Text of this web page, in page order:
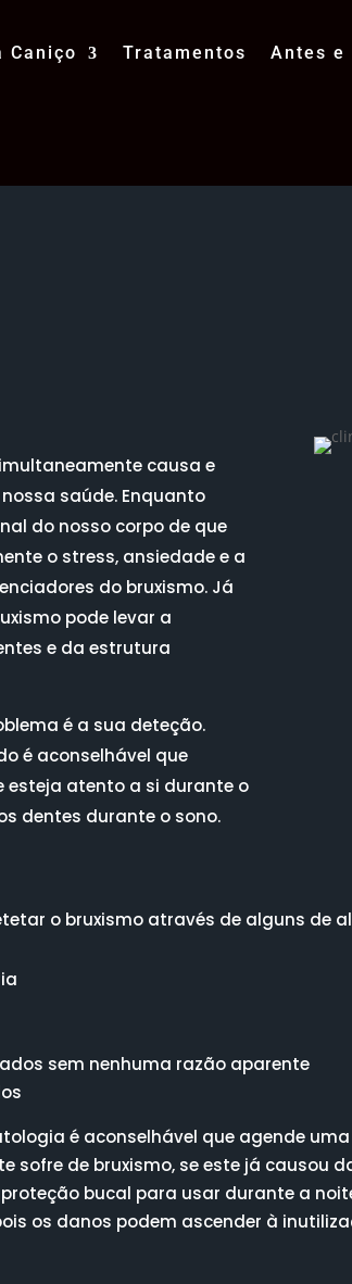
Caniço Tratamentos Antes e
causa e
saúde. Enquanto
do nosso corpo de que
o stress, ansiedade e a
do bruxismo. Já
pode levar a
e da estrutura
é a sua deteção.
é aconselhável que
esteja atento a si durante o
dentes durante o sono.
o bruxismo através de alguns de
sem nenhuma razão aparente
é aconselhável que agende
sofre de bruxismo, se este já causou
bucal para usar durante a
os danos podem ascender à